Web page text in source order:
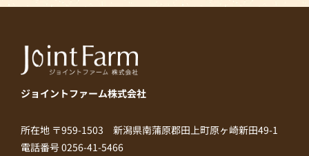
ジョイントファーム株式会社
所在地 〒959-1503 新潟県南蒲原郡田上町原ヶ崎新田49-1
電話番号 0256-41-5466